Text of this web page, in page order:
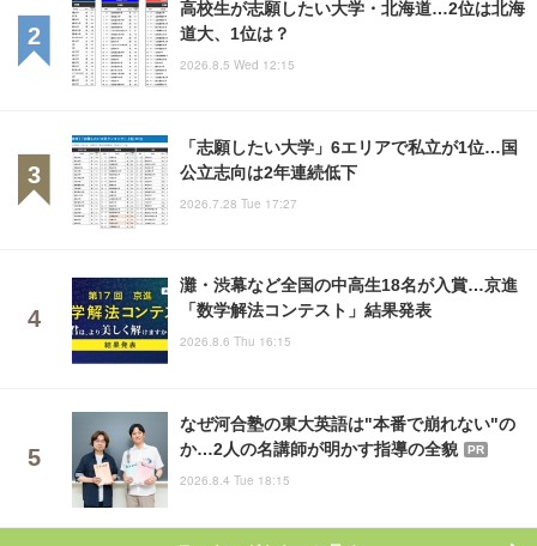
高校生が志願したい大学・北海道…2位は北海
道大、1位は？
2026.8.5 Wed 12:15
「志願したい大学」6エリアで私立が1位…国
公立志向は2年連続低下
2026.7.28 Tue 17:27
灘・渋幕など全国の中高生18名が入賞…京進
「数学解法コンテスト」結果発表
2026.8.6 Thu 16:15
なぜ河合塾の東大英語は"本番で崩れない"の
か…2人の名講師が明かす指導の全貌
PR
2026.8.4 Tue 18:15